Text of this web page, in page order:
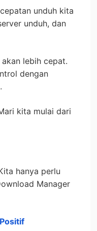
unduh kita
unduh, dan
lebih cepat.
dengan
kita mulai dari
hanya perlu
Manager